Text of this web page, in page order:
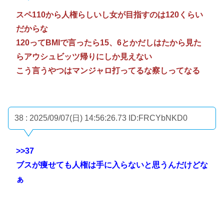
スペ110から人権らしいし女が目指すのは120くらい
だからな
120ってBMIで言ったら15、6とかだしはたから見た
らアウシュビッツ帰りにしか見えない
こう言うやつはマンジャロ打ってるな察しってなる
38 : 2025/09/07(日) 14:56:26.73 ID:FRCYbNKD0
>>37
ブスが痩せても人権は手に入らないと思うんだけどな
ぁ